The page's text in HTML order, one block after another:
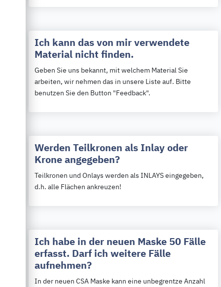
Ich kann das von mir verwendete
Material nicht finden.
Geben Sie uns bekannt, mit welchem Material Sie
arbeiten, wir nehmen das in unsere Liste auf. Bitte
benutzen Sie den Button "Feedback".
Werden Teilkronen als Inlay oder
Krone angegeben?
Teilkronen und Onlays werden als INLAYS eingegeben,
d.h. alle Flächen ankreuzen!
Ich habe in der neuen Maske 50 Fälle
erfasst. Darf ich weitere Fälle
aufnehmen?
In der neuen CSA Maske kann eine unbegrentze Anzahl